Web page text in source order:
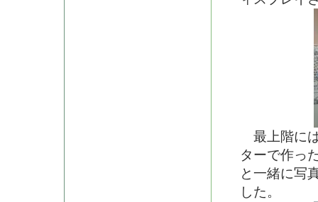
最上階に
ターで作っ
と一緒に写
した。